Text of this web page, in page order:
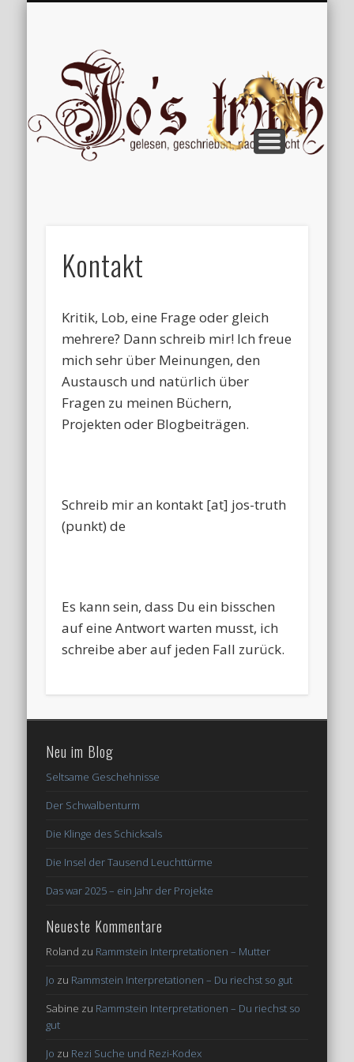
Kontakt
Kritik, Lob, eine Frage oder gleich
mehrere? Dann schreib mir! Ich freue
mich sehr über Meinungen, den
Austausch und natürlich über
Fragen zu meinen Büchern,
Projekten oder Blogbeiträgen.
Schreib mir an kontakt [at] jos-truth
(punkt) de
Es kann sein, dass Du ein bisschen
auf eine Antwort warten musst, ich
schreibe aber auf jeden Fall zurück.
Neu im Blog
Seltsame Geschehnisse
Der Schwalbenturm
Die Klinge des Schicksals
Die Insel der Tausend Leuchttürme
Das war 2025 – ein Jahr der Projekte
Neueste Kommentare
Roland zu Rammstein Interpretationen – Mutter
Jo zu Rammstein Interpretationen – Du riechst so gut
Sabine zu Rammstein Interpretationen – Du riechst so
gut
Jo zu Rezi Suche und Rezi-Kodex